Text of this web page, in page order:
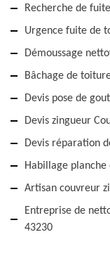
Recherche de
Urgence fuite de
Démoussage
Bâchage de
Devis pose de
Devis zingueur
Devis réparation
Habillage planche
Artisan couvreur
Entreprise de
43230